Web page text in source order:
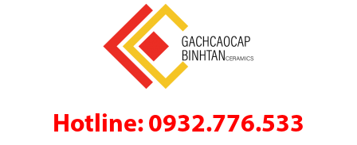
Hotline: 0932.776.533